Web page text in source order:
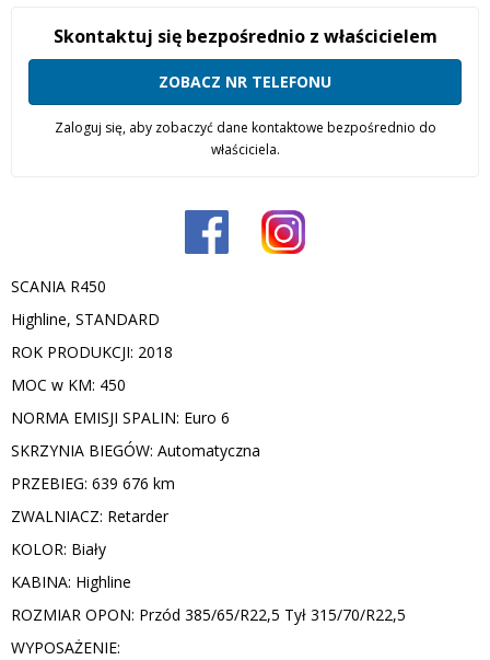
Skontaktuj się bezpośrednio z właścicielem
ZOBACZ NR TELEFONU
Zaloguj się, aby zobaczyć dane kontaktowe bezpośrednio do
właściciela.
SCANIA R450
Highline, STANDARD
ROK PRODUKCJI: 2018
MOC w KM: 450
NORMA EMISJI SPALIN: Euro 6
SKRZYNIA BIEGÓW: Automatyczna
PRZEBIEG: 639 676 km
ZWALNIACZ: Retarder
KOLOR: Biały
KABINA: Highline
ROZMIAR OPON: Przód 385/65/R22,5 Tył 315/70/R22,5
WYPOSAŻENIE: